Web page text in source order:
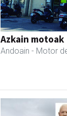
Azkain motoak
Andoain - Motor